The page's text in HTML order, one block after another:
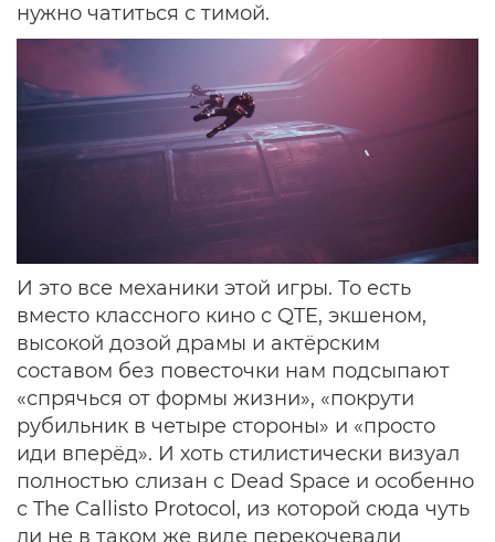
нужно чатиться с тимой.
И это все механики этой игры. То есть
вместо классного кино с QTE, экшеном,
высокой дозой драмы и актёрским
составом без повесточки нам подсыпают
«спрячься от формы жизни», «покрути
рубильник в четыре стороны» и «просто
иди вперёд». И хоть стилистически визуал
полностью слизан с Dead Space и особенно
с The Callisto Protocol, из которой сюда чуть
ли не в таком же виде перекочевали